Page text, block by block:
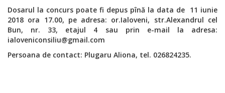
Dosarul la concurs poate fi depus pînă la data de 11 iunie
2018 ora 17.00, pe adresa: or.Ialoveni, str.Alexandrul cel
Bun, nr. 33,
etajul 4 sau prin e-mail la adresa:
ialoveniconsiliu@gmail.com
Persoana de contact: Plugaru Aliona, tel. 026824235.